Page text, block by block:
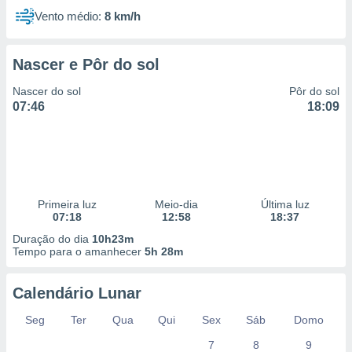
criar
os
de
fontes,
dados
Vento médio: 8 km/h
Nascer e Pôr do sol
Nascer do sol
07:46
Pôr do sol
18:09
Primeira luz
07:18
Meio-dia
12:58
Última luz
18:37
Duração do dia 10h23m
Tempo para o amanhecer 5h 28m
Calendário Lunar
Seg Ter Qua Qui Sex Sáb
Domo
7
8 9